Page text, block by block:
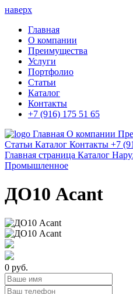
наверх
Главная
О компании
Преимущества
Услуги
Портфолио
Статьи
Каталог
Контакты
+7 (916) 175 51 65
Главная О компании
Статьи Каталог Контакты +7
Главная страница Каталог
Промышленное
ДО10 Acant
0 руб.